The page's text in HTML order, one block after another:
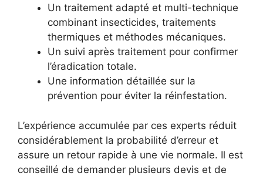
Un traitement adapté et multi-technique
combinant insecticides, traitements
thermiques et méthodes mécaniques.
Un suivi après traitement pour confirmer
l’éradication totale.
Une information détaillée sur la
prévention pour éviter la réinfestation.
L’expérience accumulée par ces experts réduit
considérablement la probabilité d’erreur et
assure un retour rapide à une vie normale. Il est
conseillé de demander plusieurs devis et de